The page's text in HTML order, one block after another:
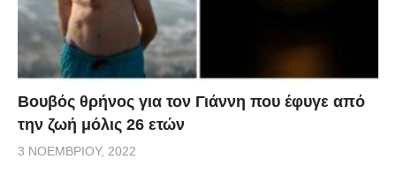
Βουβός θρήνος για τον Γιάννη που έφυγε από
την ζωή μόλις 26 ετών
3 ΝΟΕΜΒΡΊΟΥ, 2022